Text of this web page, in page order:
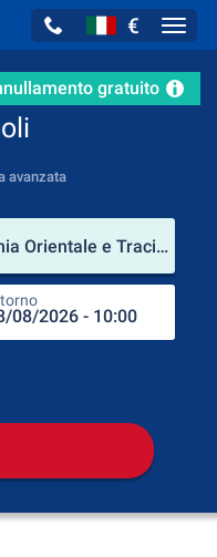
€
gratuito
avanzata
Alessandropoli (Macedonia Orientale e Tracia / Grecia)